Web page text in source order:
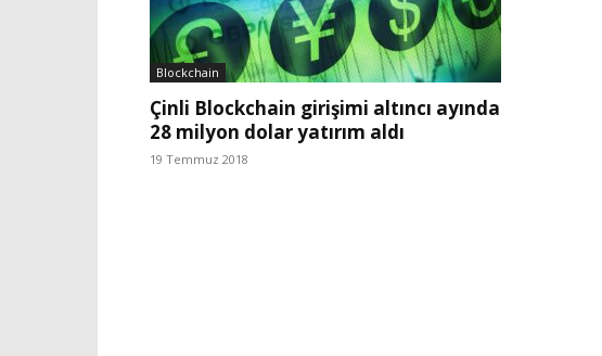
Blockchain
Çinli Blockchain girişimi altıncı ayında
28 milyon dolar yatırım aldı
19 Temmuz 2018